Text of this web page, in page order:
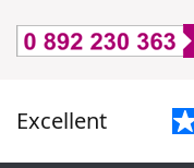
Excellent